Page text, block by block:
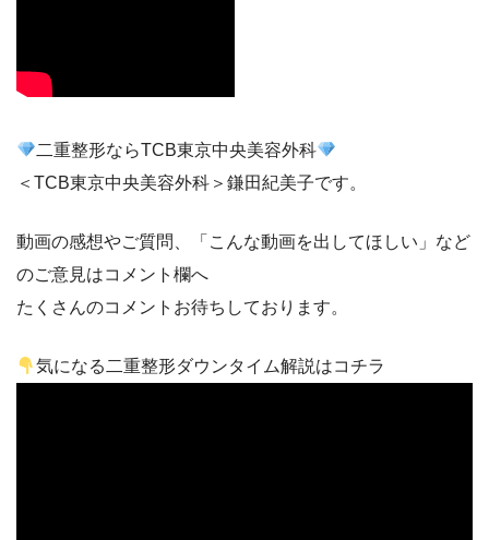
二重整形ならTCB東京中央美容外科
＜TCB東京中央美容外科＞鎌田紀美子です。
動画の感想やご質問、「こんな動画を出してほしい」など
のご意見はコメント欄へ
たくさんのコメントお待ちしております。
気になる二重整形ダウンタイム解説はコチラ